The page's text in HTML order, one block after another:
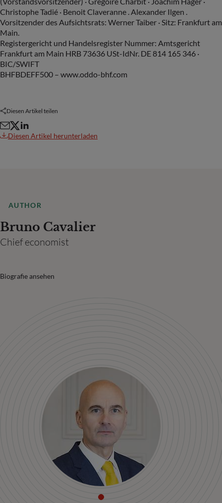
Christophe Tadié · Benoit Claveranne . Alexander Ilgen .
Vorsitzender des Aufsichtsrats: Werner Taiber · Sitz: Frankfurt am
Main.
Registergericht und Handelsregister Nummer: Amtsgericht
Frankfurt am Main HRB 73636 USt-IdNr. DE 814 165 346 ·
BIC/SWIFT
BHFBDEFF500 – www.oddo-bhf.com
Diesen Artikel teilen
Diesen Artikel herunterladen
AUTHOR
Bruno Cavalier
Chief economist
Biografie ansehen